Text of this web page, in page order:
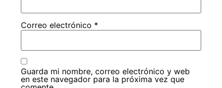
Correo electrónico *
Guarda mi nombre, correo electrónico y web
en este navegador para la próxima vez que